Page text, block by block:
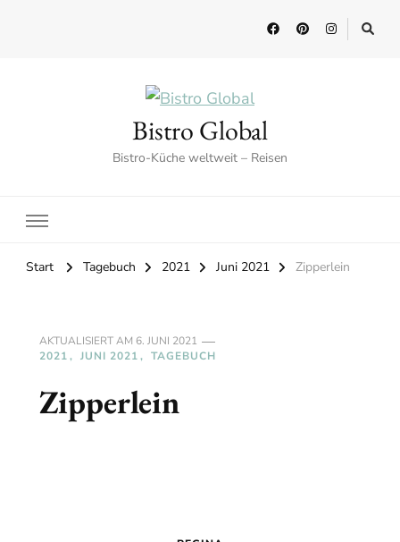
Bistro Global
Bistro-Küche weltweit – Reisen
Start Tagebuch 2021 Juni 2021 Zipperlein
AKTUALISIERT AM 6. JUNI 2021
2021
JUNI 2021 TAGEBUCH
Zipperlein